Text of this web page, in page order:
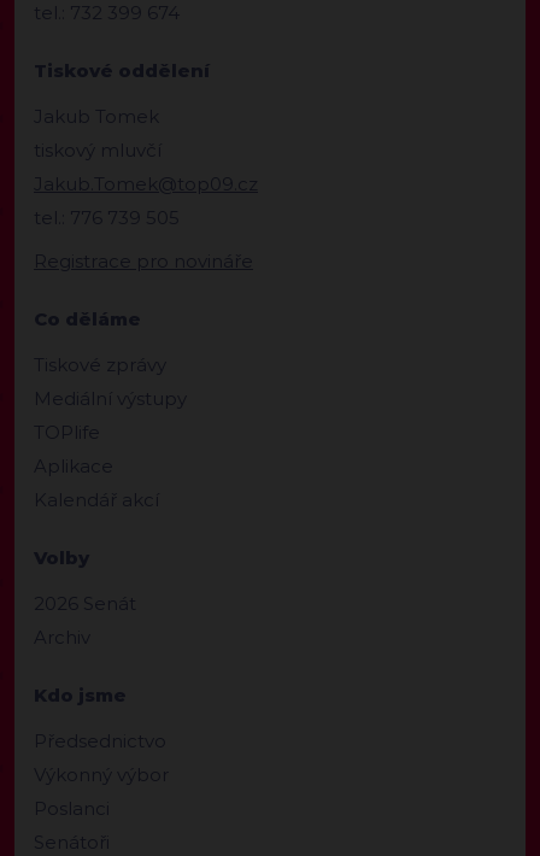
tel.: 732 399 674
Tiskové oddělení
Jakub Tomek
tiskový mluvčí
Jakub.Tomek@top09.cz
tel.: 776 739 505
Registrace pro novináře
Co děláme
Tiskové zprávy
Mediální výstupy
TOPlife
Aplikace
Kalendář akcí
Volby
2026 Senát
Archiv
Kdo jsme
Předsednictvo
Výkonný výbor
Poslanci
Senátoři